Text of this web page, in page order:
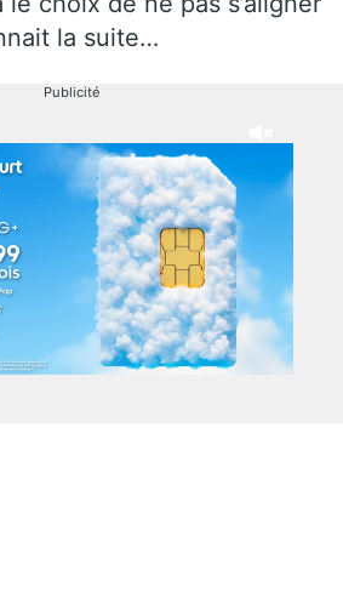
la suite…
Publicité